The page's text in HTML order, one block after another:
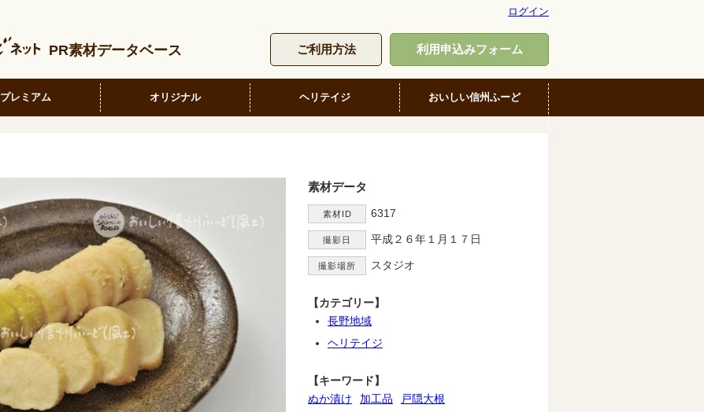
ログイン
PR素材データベース ご利用方法 利用申込みフォーム
プレミアム オリジナル ヘリテイジ おいしい信州ふーど
素材データ
素材ID 6317
撮影日 平成２６年１月１７日
撮影場所 スタジオ
【カテゴリー】
長野地域
ヘリテイジ
【キーワード】
ぬか漬け
加工品 戸隠大根